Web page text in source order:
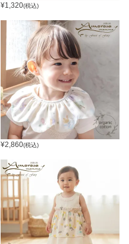
¥1,320(税込)
¥2,860(税込)